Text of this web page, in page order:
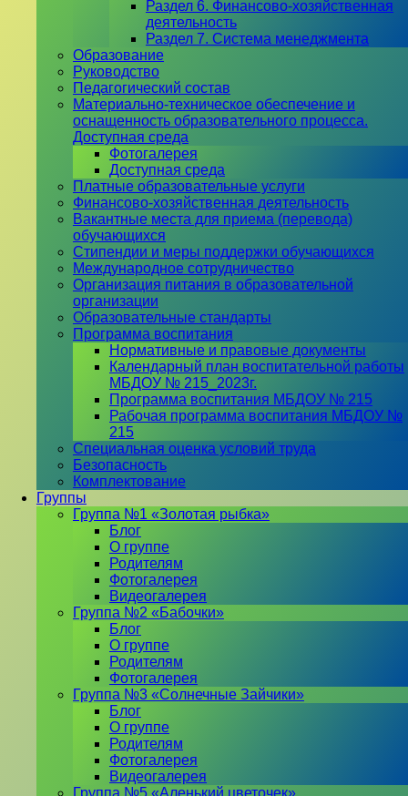
Раздел 6. Финансово-хозяйственная
деятельность
Раздел 7. Система менеджмента
Образование
Руководство
Педагогический состав
Материально-техническое обеспечение и
оснащенность образовательного процесса.
Доступная среда
Фотогалерея
Доступная среда
Платные образовательные услуги
Финансово-хозяйственная деятельность
Вакантные места для приема (перевода)
обучающихся
Стипендии и меры поддержки обучающихся
Международное сотрудничество
Организация питания в образовательной
организации
Образовательные стандарты
Программа воспитания
Нормативные и правовые документы
Календарный план воспитательной работы
МБДОУ № 215_2023г.
Программа воспитания МБДОУ № 215
Рабочая программа воспитания МБДОУ №
215
Специальная оценка условий труда
Безопасность
Комплектование
Группы
Группа №1 «Золотая рыбка»
Блог
О группе
Родителям
Фотогалерея
Видеогалерея
Группа №2 «Бабочки»
Блог
О группе
Родителям
Фотогалерея
Группа №3 «Солнечные Зайчики»
Блог
О группе
Родителям
Фотогалерея
Видеогалерея
Группа №5 «Аленький цветочек»